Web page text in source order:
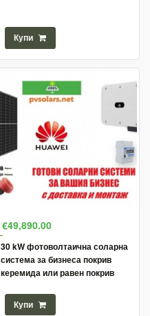
Купи
€49,890.00
30 kW фотоволтаична соларна
система за бизнеса покрив
керемида или равен покрив
Купи